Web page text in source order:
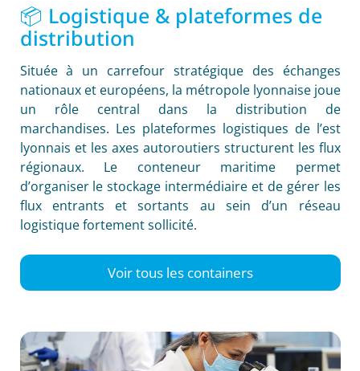
📦 Logistique & plateformes de
distribution
Située à un carrefour stratégique des échanges
nationaux et européens, la métropole lyonnaise joue
un rôle central dans la distribution de
marchandises. Les plateformes logistiques de l’est
lyonnais et les axes autoroutiers structurent les flux
régionaux. Le conteneur maritime permet
d’organiser le stockage intermédiaire et de gérer les
flux entrants et sortants au sein d’un réseau
logistique fortement sollicité.
Voir tous les containers